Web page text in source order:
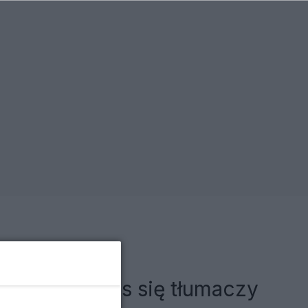
Serwis się tłumaczy